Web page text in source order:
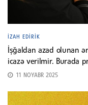
İZAH EDIRIK
İşğaldan azad olunan
icazə verilmir. Burada
11 NOYABR 2025